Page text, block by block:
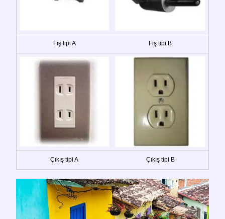
Fiş tipi A Fiş tipi B
Çıkış tipi A Çıkış tipi B